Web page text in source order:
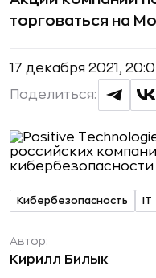
торговаться на
17 декабря 2021,
Поделиться:
Кибербезопасность IT
Автор:
Кирилл Билык